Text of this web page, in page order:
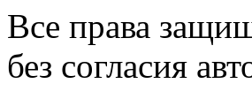
Все права
без согласия